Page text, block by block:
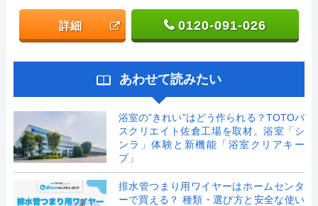
詳細 0120-091-026
あわせて読みたい
浴室の”きれい”はどう作られる？TOTOバ
スクリエイト佐倉工場を取材。浴室「シ
ンラ」体験と新機能「浴室クリアキー
プ」
排水管つまり用ワイヤーはホームセンタ
ーで買える？ 種類・選び方と安全な使い